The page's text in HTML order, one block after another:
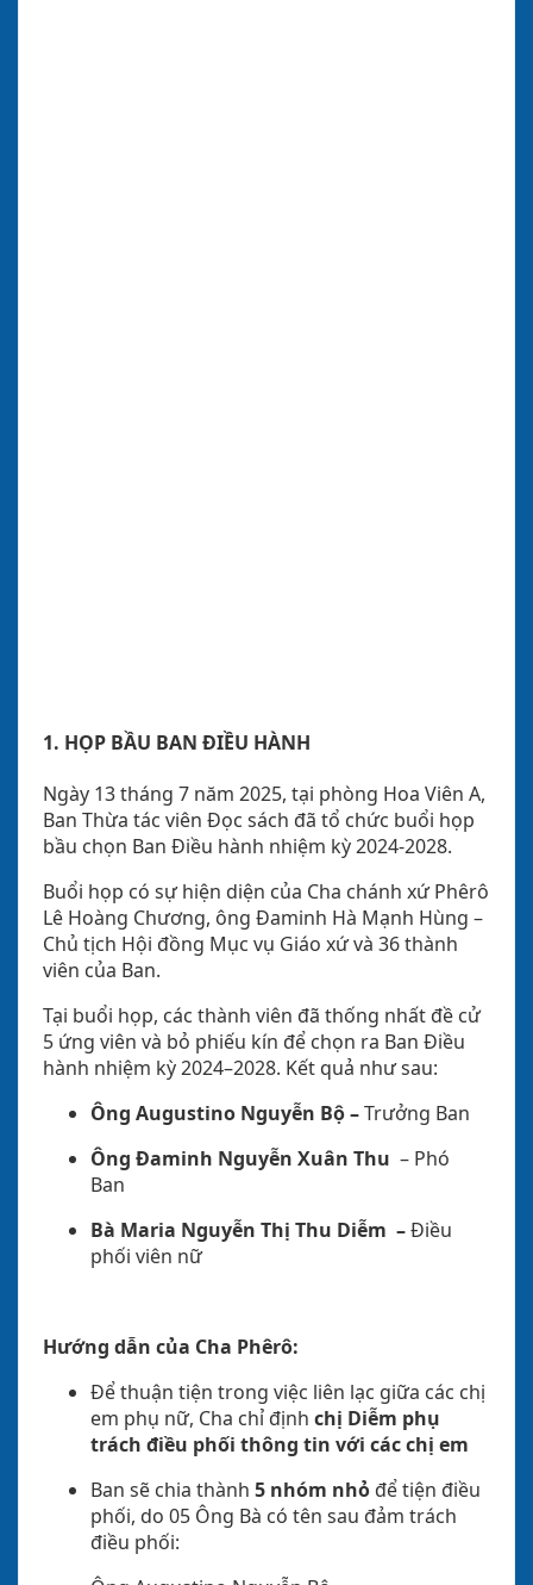
1. HỌP BẦU BAN ĐIỀU HÀNH
Ngày 13 tháng 7 năm 2025, tại phòng Hoa Viên A,
Ban Thừa tác viên Đọc sách đã tổ chức buổi họp
bầu chọn Ban Điều hành nhiệm kỳ 2024-2028.
Buổi họp có sự hiện diện của Cha chánh xứ Phêrô
Lê Hoàng Chương, ông Đaminh Hà Mạnh Hùng –
Chủ tịch Hội đồng Mục vụ Giáo xứ và 36 thành
viên của Ban.
Tại buổi họp, các thành viên đã thống nhất đề cử
5 ứng viên và bỏ phiếu kín để chọn ra Ban Điều
hành nhiệm kỳ 2024–2028. Kết quả như sau:
Ông Augustino Nguyễn Bộ –Trưởng Ban
Ông Đaminh Nguyễn Xuân Thu – Phó
Ban
Bà Maria Nguyễn Thị Thu Diễm –Điều
phối viên nữ
Hướng dẫn của Cha Phêrô:
Để thuận tiện trong việc liên lạc giữa các chị
em phụ nữ, Cha chỉ định chị Diễm phụ
trách điều phối thông tin với các chị em
Ban sẽ chia thành 5 nhóm nhỏ để tiện điều
phối, do 05 Ông Bà có tên sau đảm trách
điều phối: